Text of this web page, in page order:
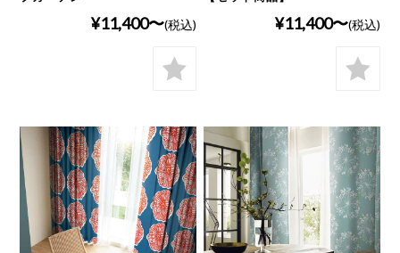
¥11,400 (税込) ¥11,400 (税込)